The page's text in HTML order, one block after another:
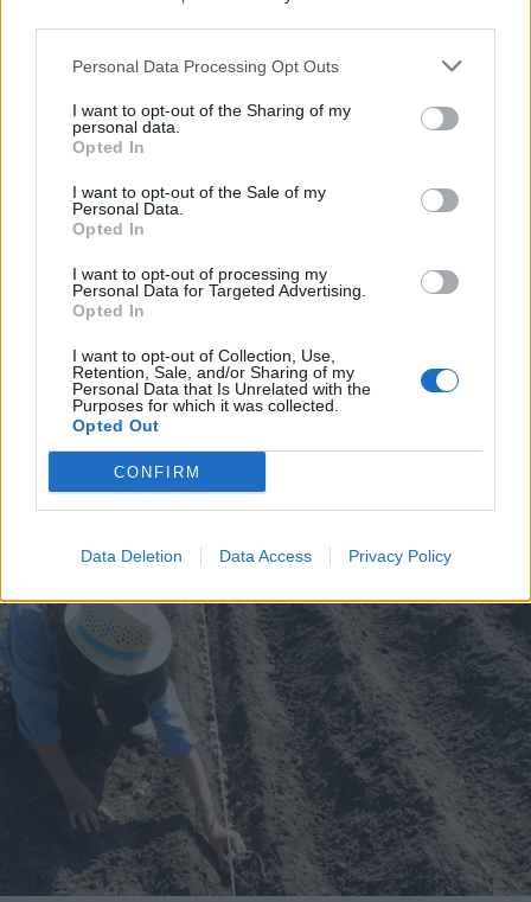
Personal Data Processing Opt Outs
I want to opt-out of the Sharing of my
personal data.
Opted In
I want to opt-out of the Sale of my
Personal Data.
Opted In
I want to opt-out of processing my
Personal Data for Targeted Advertising.
Opted In
I want to opt-out of Collection, Use,
Retention, Sale, and/or Sharing of my
Personal Data that Is Unrelated with the
Purposes for which it was collected.
Opted Out
CONFIRM
Data Deletion Data Access Privacy Policy
ANGERA
Scrivere e viaggiare, così ho
ricominciato seguendo i miei sogni